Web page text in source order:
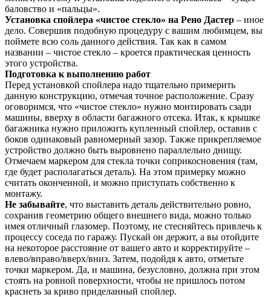
баловство и «пальцы».
Установка спойлера «чистое стекло» на Рено Дастер – иное
дело. Совершив подобную процедуру с вашим любимцем, вы
поймете всю соль данного действия. Так как в самом
названии – чистое стекло – кроется практическая ценность
этого устройства.
Подготовка к выполнению работ
Перед установкой спойлера надо тщательно примерить
данную конструкцию, отмечая точное расположение. Сразу
оговоримся, что «чистое стекло» нужно монтировать сзади
машины, вверху в области багажного отсека. Итак, к крышке
багажника нужно приложить купленный спойлер, оставив с
боков одинаковый равномерный зазор. Также прикрепляемое
устройство должно быть выровнено параллельно днищу.
Отмечаем маркером для стекла точки соприкосновения (там,
где будет располагаться деталь). На этом примерку можно
считать оконченной, и можно приступать собственно к
монтажу.
Не забывайте, что выставить деталь действительно ровно,
сохранив геометрию общего внешнего вида, можно только
имея отличный глазомер. Поэтому, не стесняйтесь привлечь к
процессу соседа по гаражу. Пускай он держит, а вы отойдите
на некоторое расстояние от вашего авто и корректируйте –
влево/вправо/вверх/вниз. Затем, подойдя к авто, отметьте
точки маркером. Да, и машина, безусловно, должна при этом
стоять на ровной поверхности, чтобы не пришлось потом
краснеть за криво приделанный спойлер.